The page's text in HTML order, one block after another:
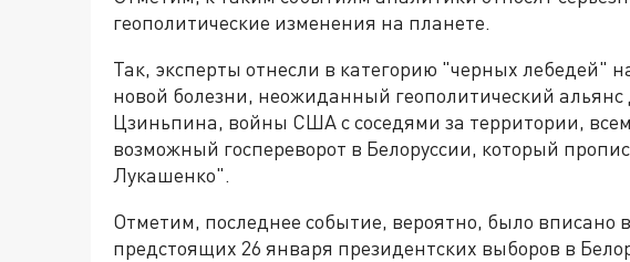
геополитические изменения на планете.
Так, эксперты отнесли в категорию "черных лебедей"
новой болезни, неожиданный геополитический
Цзиньпина, войны США с соседями за территории,
возможный госпереворот в Белоруссии, который
Лукашенко".
Отметим, последнее событие, вероятно, было вписано
предстоящих 26 января президентских выборов в